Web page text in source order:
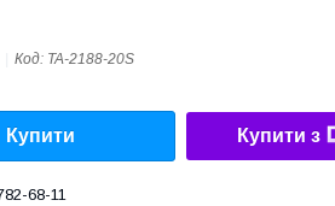
Код: TA-2188-20S
Купити Купити з
68-11